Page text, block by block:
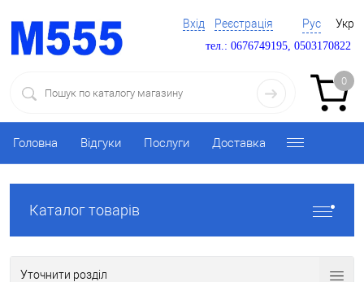
Вхід Реєстрація Рус Укр
тел.: 0676749195, 0503170822
0
Головна Відгуки Послуги Доставка
Каталог товарів
Уточнити розділ